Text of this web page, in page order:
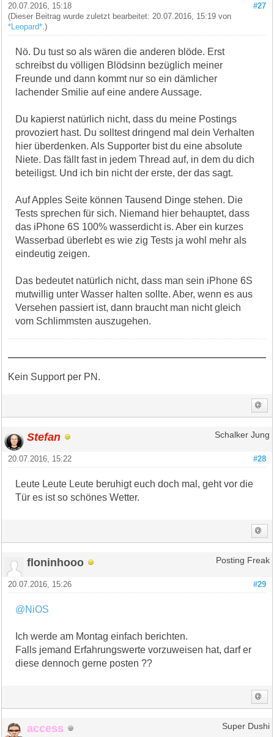
#27
20.07.2016, 15:18
(Dieser Beitrag wurde zuletzt bearbeitet: 20.07.2016, 15:19 von
*Leopard* .)
Nö. Du tust so als wären die anderen blöde. Erst
schreibst du völligen Blödsinn bezüglich meiner
Freunde und dann kommt nur so ein dämlicher
lachender Smilie auf eine andere Aussage.
Du kapierst natürlich nicht, dass du meine Postings
provoziert hast. Du solltest dringend mal dein Verhalten
hier überdenken. Als Supporter bist du eine absolute
Niete. Das fällt fast in jedem Thread auf, in dem du dich
beteiligst. Und ich bin nicht der erste, der das sagt.
Auf Apples Seite können Tausend Dinge stehen. Die
Tests sprechen für sich. Niemand hier behauptet, dass
das iPhone 6S 100% wasserdicht is. Aber ein kurzes
Wasserbad überlebt es wie zig Tests ja wohl mehr als
eindeutig zeigen.
Das bedeutet natürlich nicht, dass man sein iPhone 6S
mutwillig unter Wasser halten sollte. Aber, wenn es aus
Versehen passiert ist, dann braucht man nicht gleich
vom Schlimmsten auszugehen.
Kein Support per PN.
Stefan Schalker Jung
#28
20.07.2016, 15:22
Leute Leute Leute beruhigt euch doch mal, geht vor die
Tür es ist so schönes Wetter.
floninhooo Posting Freak
#29
20.07.2016, 15:26
@NiOS
Ich werde am Montag einfach berichten.
Falls jemand Erfahrungswerte vorzuweisen hat, darf er
diese dennoch gerne posten ??
access Super Dushi